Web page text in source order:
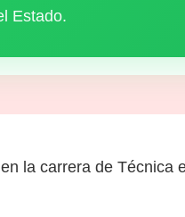
Estado.
la carrera de Técnica